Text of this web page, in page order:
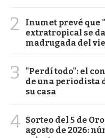
2
Inumet prevé que
extratropical se
madrugada del
3
"Perdí todo": el
de una periodista
su casa
4 Sorteo del 5 de
agosto de 2026: